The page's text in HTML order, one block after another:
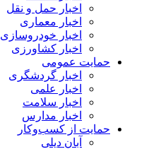
اخبار حمل و نقل
اخبار معماری
اخبار خودروسازی
اخبار کشاورزی
حمایت عمومی
اخبار گردشگری
اخبار علمی
اخبار سلامت
اخبار مدارس
حمایت از کسب‌وکار
آبان دیلی